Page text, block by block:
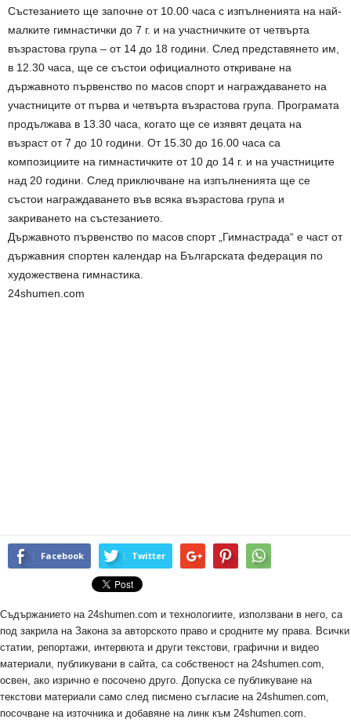
Състезанието ще започне от 10.00 часа с изпълненията на най-
малките гимнастички до 7 г. и на участничките от четвърта
възрастова група – от 14 до 18 години. След представянето им,
в 12.30 часа, ще се състои официалното откриване на
държавното първенство по масов спорт и награждаването на
участниците от първа и четвърта възрастова група. Програмата
продължава в 13.30 часа, когато ще се изявят децата на
възраст от 7 до 10 години. От 15.30 до 16.00 часа са
композициите на гимнастичките от 10 до 14 г. и на участниците
над 20 години. След приключване на изпълненията ще се
състои награждаването във всяка възрастова група и
закриването на състезанието.
Държавното първенство по масов спорт „Гимнастрада“ е част от
държавния спортен календар на Българската федерация по
художествена гимнастика.
24shumen.com
Facebook Twitter
Съдържанието на 24shumen.com и технологиите, използвани в него, са
под закрила на Закона за авторското право и сродните му права. Всички
статии, репортажи, интервюта и други текстови, графични и видео
материали, публикувани в сайта, са собственост на 24shumen.com,
освен, ако изрично е посочено друго. Допуска се публикуване на
текстови материали само след писмено съгласие на 24shumen.com,
посочване на източника и добавяне на линк към 24shumen.com.